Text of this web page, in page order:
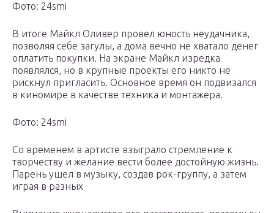
Фото: 24smi
В итоге Майкл Оливер провел юность неудачника,
позволяя себе загулы, а дома вечно не хватало денег
оплатить покупки. На экране Майкл изредка
появлялся, но в крупные проекты его никто не
рискнул пригласить. Основное время он подвизался
в киномире в качестве техника и монтажера.
Фото: 24smi
Со временем в артисте взыграло стремление к
творчеству и желание вести более достойную жизнь.
Парень ушел в музыку, создав рок-группу, а затем
играя в разных